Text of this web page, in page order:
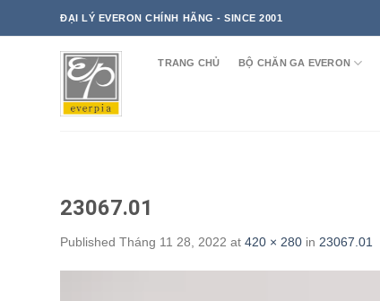
ĐẠI LÝ EVERON CHÍNH HÃNG - SINCE 2001
TRANG CHỦ BỘ CHĂN GA EVERON
23067.01
Published Tháng 11 28, 2022 at 420 × 280 in 23067.01